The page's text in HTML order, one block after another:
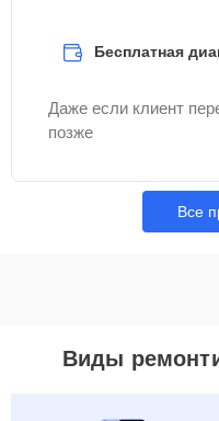
Бесплатная
Даже если клиент
позже
Все
Виды